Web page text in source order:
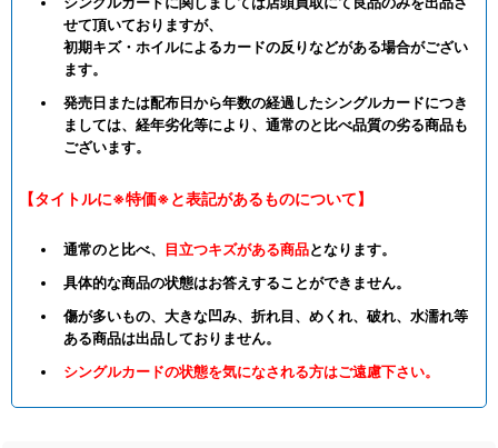
せて頂いておりますが、
初期キズ・ホイルによるカードの反りなどがある場合がござい
ます。
発売日または配布日から年数の経過したシングルカードにつき
ましては、経年劣化等により、通常のと比べ品質の劣る商品も
ございます。
【タイトルに※特価※と表記があるものについて】
通常のと比べ、 目立つキズがある商品となります。
具体的な商品の状態はお答えすることができません。
傷が多いもの、大きな凹み、折れ目、めくれ、破れ、水濡れ等
ある商品は出品しておりません。
シングルカードの状態を気になされる方はご遠慮下さい。